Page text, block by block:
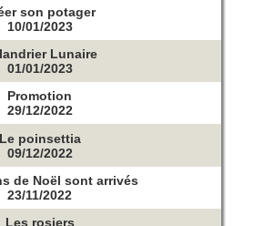
son potager
10/01/2023
Lunaire
01/01/2023
Promotion
29/12/2022
Le poinsettia
09/12/2022
de Noël sont arrivés
23/11/2022
Les rosiers